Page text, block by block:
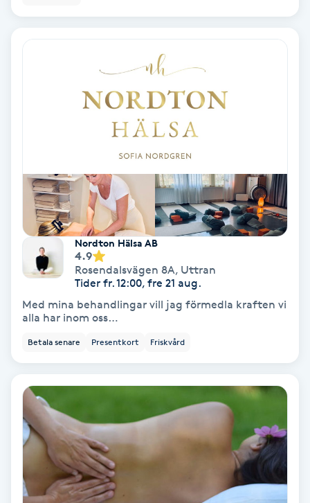
Reiki
Rosacea
Rosenmetoden
Ryggmassage
Shiatsu
Singelfransar
Sjukgymnastik
Nordton Hälsa AB
4.9
Rosendalsvägen 8A, Uttran
Tider fr. 12:00, fre 21 aug.
Med mina behandlingar vill jag förmedla kraften vi
alla har inom oss…
Betala senare Presentkort Friskvård